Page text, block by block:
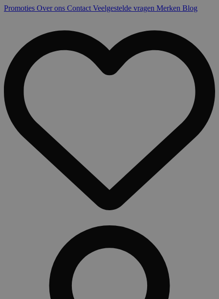
Promoties Over ons Contact Veelgestelde vragen Merken Blog